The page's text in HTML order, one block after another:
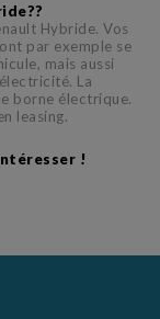
Hybride. Vos
par exemple se
mais aussi
La
borne électrique.
leasing.
!